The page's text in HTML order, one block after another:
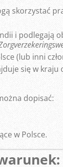
skorzystać
i podlegają
(lub inni
się w kraju
dopisać:
w Polsce.